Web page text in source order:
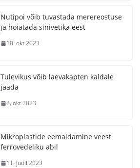
Nutipoi võib tuvastada merereostuse
ja hoiatada sinivetika eest
10. okt 2023
Tulevikus võib laevakapten kaldale
jääda
2. okt 2023
Mikroplastide eemaldamine veest
ferrovedeliku abil
11. juuli 2023